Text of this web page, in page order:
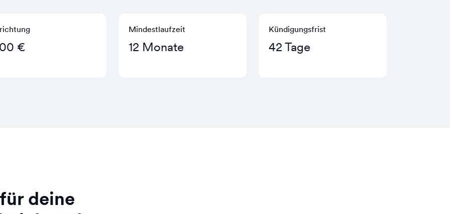
€
Mindestlaufzeit
12 Monate
Kündigungs­frist
42 Tage
deine